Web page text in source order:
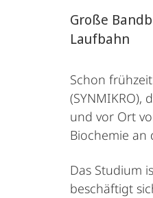
Große
Laufbahn
Schon
und vor Ort
Biochemie an
Das Studium
beschäftigt